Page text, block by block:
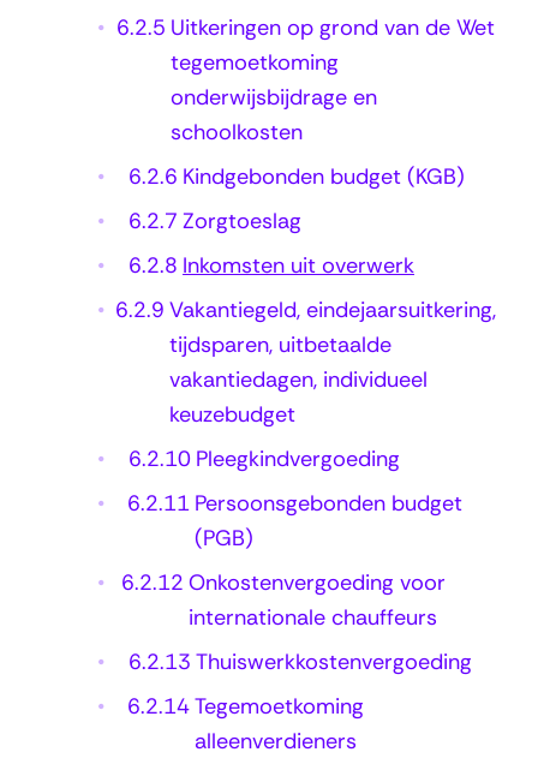
6.2.5 Uitkeringen op grond van de Wet
tegemoetkoming
onderwijsbijdrage en
schoolkosten
6.2.6 Kindgebonden budget (KGB)
6.2.7 Zorgtoeslag
6.2.8 Inkomsten uit overwerk
6.2.9 Vakantiegeld, eindejaarsuitkering,
tijdsparen, uitbetaalde
vakantiedagen, individueel
keuzebudget
6.2.10 Pleegkindvergoeding
6.2.11 Persoonsgebonden budget
(PGB)
6.2.12 Onkostenvergoeding voor
internationale chauffeurs
6.2.13 Thuiswerkkostenvergoeding
6.2.14Tegemoetkoming
alleenverdieners